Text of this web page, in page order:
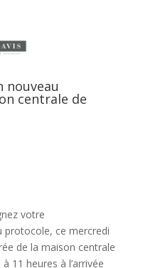
nouveau
centrale de
votre
protocole, ce mercredi
de la maison centrale
11 heures à l’arrivée